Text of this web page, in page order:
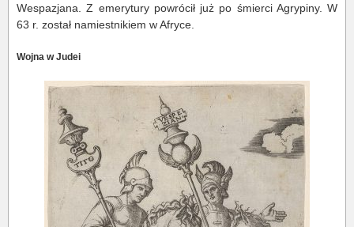
Wespazjana. Z emerytury powrócił już po śmierci Agrypiny. W
63 r. został namiestnikiem w Afryce.
Wojna w Judei